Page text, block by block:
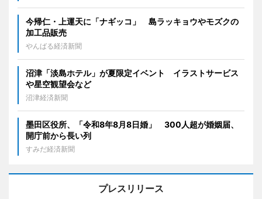
今帰仁・上運天に「ナギッコ」 島ラッキョウやモズクの
加工品販売
やんばる経済新聞
沼津「淡島ホテル」が夏限定イベント イラストサービス
や星空観望会など
沼津経済新聞
墨田区役所、「令和8年8月8日婚」 300人超が婚姻届、
開庁前から長い列
すみだ経済新聞
プレスリリース